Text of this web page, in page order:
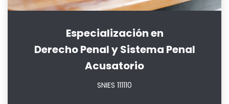
Especialización en
Derecho Penal y Sistema Penal
Acusatorio
SNIES 111110